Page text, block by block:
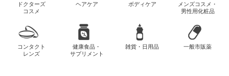
ドクターズ
コスメ
ヘアケア ボディケア
メンズコスメ・
男性用化粧品
コンタクト
レンズ
健康食品・
サプリメント
雑貨・日用品 一般市販薬